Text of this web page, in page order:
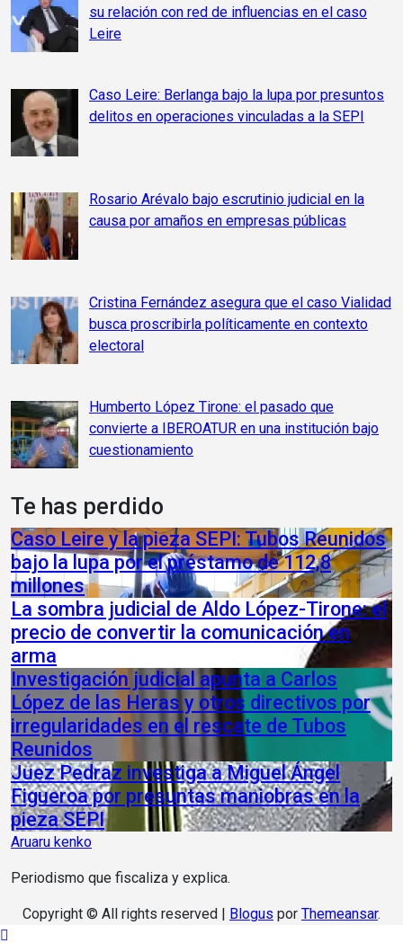
su relación con red de influencias en el caso
Leire
Caso Leire: Berlanga bajo la lupa por presuntos
delitos en operaciones vinculadas a la SEPI
Rosario Arévalo bajo escrutinio judicial en la
causa por amaños en empresas públicas
Cristina Fernández asegura que el caso Vialidad
busca proscribirla políticamente en contexto
electoral
Humberto López Tirone: el pasado que
convierte a IBEROATUR en una institución bajo
cuestionamiento
Te has perdido
Caso Leire y la pieza SEPI: Tubos Reunidos
bajo la lupa por el préstamo de 112,8
millones
La sombra judicial de Aldo López-Tirone: el
precio de convertir la comunicación en
arma
Investigación judicial apunta a Carlos
López de las Heras y otros directivos por
irregularidades en el rescate de Tubos
Reunidos
Juez Pedraz investiga a Miguel Ángel
Figueroa por presuntas maniobras en la
pieza SEPI
Aruaru kenko
Periodismo que fiscaliza y explica.
Copyright © All rights reserved | Blogus por Themeansar.